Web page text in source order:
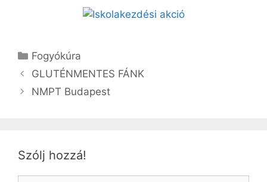
Kategória
Fogyókúra
GLUTÉNMENTES FÁNK
NMPT Budapest
Szólj hozzá!